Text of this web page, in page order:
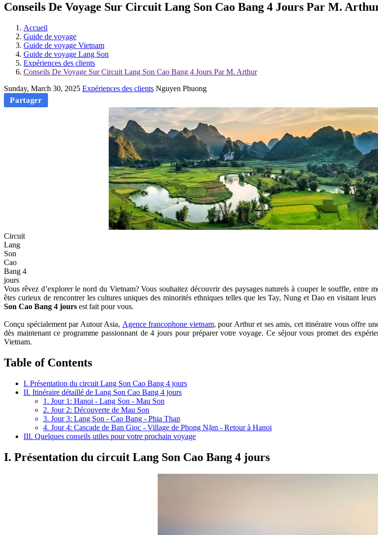
Conseils De Voyage Sur Circuit Lang Son Cao Bang 4 Jours Par M.
Accueil
Guide de voyage
Guide de voyage Vietnam
Guide de voyage Lang Son
Expériences des clients
Conseils De Voyage Sur Circuit Lang Son Cao Bang 4 Jours Par M. Arthur
Sunday, March 30, 2025 Expériences des clients Nguyen Phuong
Partager
Circuit
Lang
Son
Cao
Bang 4
jours
Vous rêvez d’explorer le nord du Vietnam? Vous souhaitez découvrir des paysages naturels à couper le souffle, entre
êtes curieux de rencontrer les cultures uniques des minorités ethniques telles que les Tay, Nung et Dao en visitant
Son Cao Bang 4 jours est fait pour vous.
Conçu spécialement par Autour Asia, Agence francophone vietnam, pour Arthur et ses amis, cet itinéraire vous offre
dès maintenant ce programme passionnant de 4 jours pour préparer votre voyage. Ce séjour vous promet des
Vietnam.
Table of Contents
I. Présentation du circuit Lang Son Cao Bang 4 jours
II. Itinéraire détaillé de Lang Son Cao Bang 4 jours
1. Jour 1: Hanoi - Lang Son - Mau Son
2. Jour 2: Découverte de Mau Son
3. Jour 3: Lang Son - Cao Bang - Phia Thap
4. Jour 4: Cascade de Ban Gioc - Village de Phong Nặm - Retour à Hanoi
III. Quelques conseils utiles pour votre prochain voyage
I. Présentation du circuit Lang Son Cao Bang 4 jours